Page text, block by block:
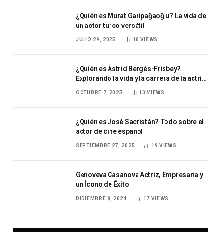
¿Quién es Murat Garipağaoğlu? La vida de
un actor turco versátil
JULIO 29, 2025 10 VIEWS
¿Quién es Àstrid Bergès-Frisbey?
Explorando la vida y la carrera de la actriz
OCTUBRE 7, 2025 13VIEWS
¿Quién es José Sacristán? Todo sobre el
actor de cine español
SEPTIEMBRE 27, 2025 19VIEWS
Genoveva Casanova Actriz, Empresaria y
un Ícono de Éxito
DICIEMBRE 8, 2024 17 VIEWS